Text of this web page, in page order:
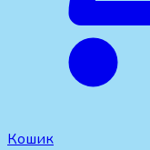
Кошик